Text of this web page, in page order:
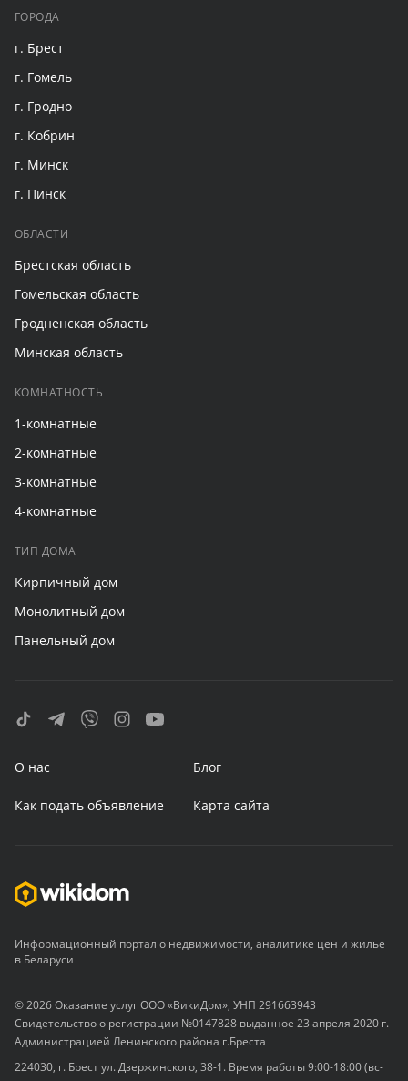
ГОРОДА
г. Брест
г. Гомель
г. Гродно
г. Кобрин
г. Минск
г. Пинск
ОБЛАСТИ
Брестская область
Гомельская область
Гродненская область
Минская область
КОМНАТНОСТЬ
1-комнатные
2-комнатные
3-комнатные
4-комнатные
ТИП ДОМА
Кирпичный дом
Монолитный дом
Панельный дом
О нас Блог
Как подать объявление Карта сайта
Информационный портал о недвижимости, аналитике цен и жилье
в Беларуси
© 2026 Оказание услуг ООО «ВикиДом», УНП 291663943
Свидетельство о регистрации №0147828 выданное 23 апреля 2020 г.
Администрацией Ленинского района г.Бреста
224030, г. Брест ул. Дзержинского, 38-1. Время работы 9:00-18:00 (вс-